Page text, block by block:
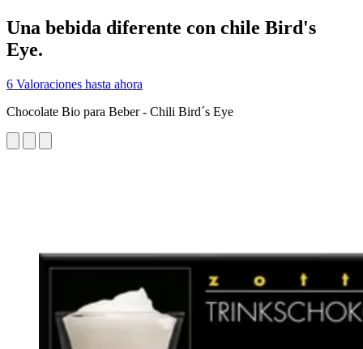
Una bebida diferente con chile Bird's
Eye.
6 Valoraciones hasta ahora
Chocolate Bio para Beber - Chili Bird´s Eye